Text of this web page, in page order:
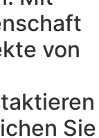
von
Sie